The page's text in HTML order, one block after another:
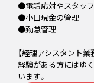
●電話応対やスタッ
●小口現金の管理
●勤怠管理
【経理アシスタント業
経験がある方にはゆ
います。